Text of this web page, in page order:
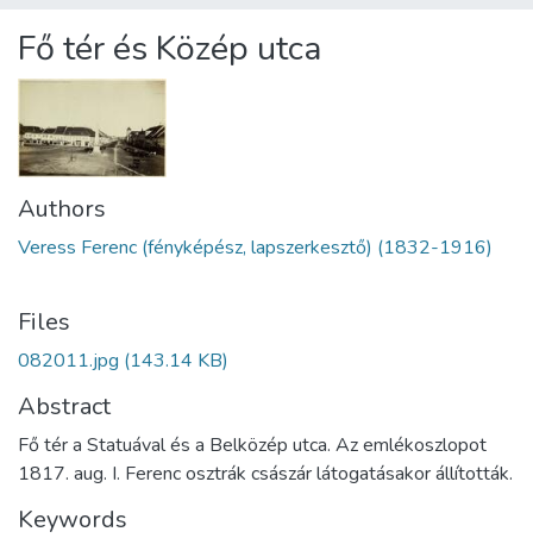
Statistics
Fő tér és Közép utca
Authors
Veress Ferenc (fényképész, lapszerkesztő) (1832-1916)
Files
082011.jpg (143.14 KB)
Abstract
Fő tér a Statuával és a Belközép utca. Az emlékoszlopot
1817. aug. I. Ferenc osztrák császár látogatásakor állították.
Keywords